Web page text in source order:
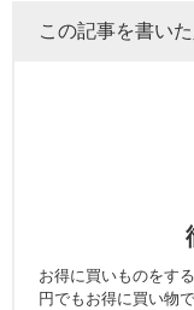
この記事を書いた
お得に買いものをす
円でもお得に買い物